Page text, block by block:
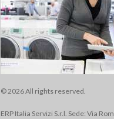
© 2026 All rights reserved.
ERP Italia Servizi S.r.l. Sede: Via